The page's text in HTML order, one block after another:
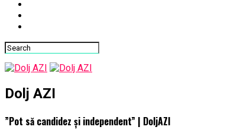
Dolj AZI
”Pot să candidez şi independent” | DoljAZI